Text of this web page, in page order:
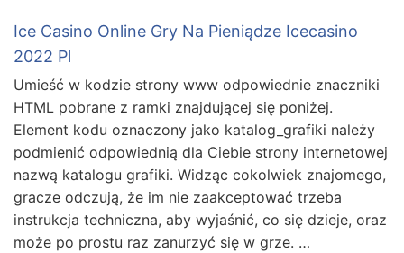
Ice Casino Online Gry Na Pieniądze Icecasino
2022 Pl
Umieść w kodzie strony www odpowiednie znaczniki
HTML pobrane z ramki znajdującej się poniżej.
Element kodu oznaczony jako katalog_grafiki należy
podmienić odpowiednią dla Ciebie strony internetowej
nazwą katalogu grafiki. Widząc cokolwiek znajomego,
gracze odczują, że im nie zaakceptować trzeba
instrukcja techniczna, aby wyjaśnić, co się dzieje, oraz
może po prostu raz zanurzyć się w grze. …